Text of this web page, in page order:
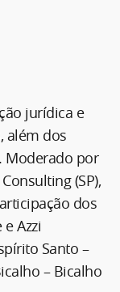
jurídica e
além dos
Moderado por
(SP),
dos
Azzi
Santo –
– Bicalho